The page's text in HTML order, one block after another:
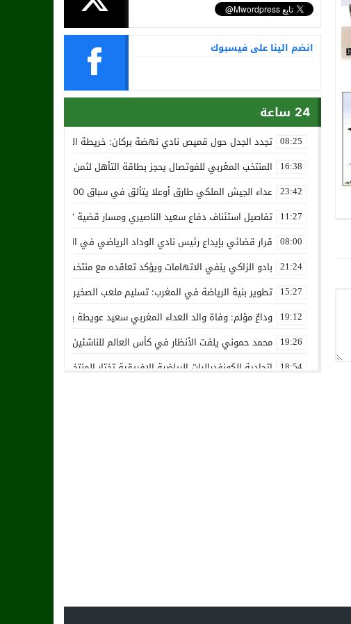
انضم الينا على فيسبوك
24 ساعة
08:25 تجدد الجدل حول قميص نادي نهضة بركان: خريطة المغرب تثير استياء
16:38 المنتخب المغربي للفوتصال يحجز بطاقة التأهل لثمن نهائي مونديال
23:42 عداء الجيش الملكي طارق أوعلا يتألق في سباق 4200 متر بمدينة سلا
11:27 تفاصيل استئناف دفاع سعيد الناصيري ومسار قضية ‘بارون المخدرات
08:00 قرار قضائي بإيداع رئيس نادي الوداد الرياضي في السجن في قضية
21:24 بادو الزاكي ينفي الاتهامات ويؤكد تعاقده مع منتخب النيجر دون تكفل
15:27 تطوير بنية الرياضة في المغرب: تسليم ملعب الصخيرات بالعشب
19:12 وداعٌ مؤلم: وفاة والد العداء المغربي سعيد عويطة بعد صراع طويل
19:26 محمد حموني يلفت الأنظار في كأس العالم للناشئين ويثير اهتمام
18:54 اتحادية الكونفدراليات الرياضية الإفريقية تختار المنتخب الوطني